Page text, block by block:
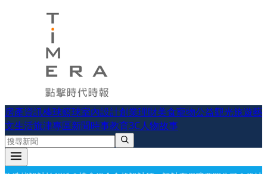
房產資訊棒球籃球室內設計創業理財美食寵物公益觀光旅遊藝
文生活旗津專區新聞時事教育3C人物故事